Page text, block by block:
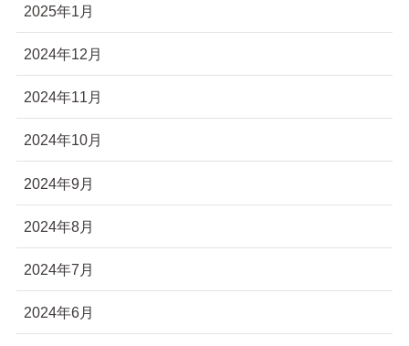
2025年1月
2024年12月
2024年11月
2024年10月
2024年9月
2024年8月
2024年7月
2024年6月